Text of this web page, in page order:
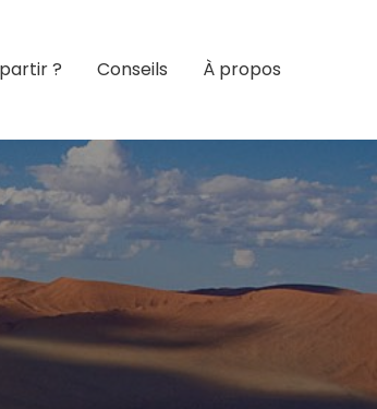
? Conseils À propos